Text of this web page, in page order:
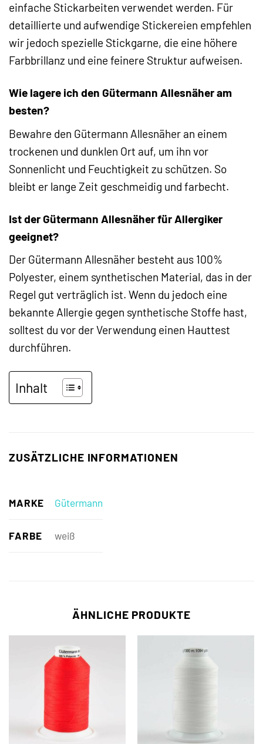
einfache Stickarbeiten verwendet werden. Für
detaillierte und aufwendige Stickereien empfehlen
wir jedoch spezielle Stickgarne, die eine höhere
Farbbrillanz und eine feinere Struktur aufweisen.
Wie lagere ich den Gütermann Allesnäher am
besten?
Bewahre den Gütermann Allesnäher an einem
trockenen und dunklen Ort auf, um ihn vor
Sonnenlicht und Feuchtigkeit zu schützen. So
bleibt er lange Zeit geschmeidig und farbecht.
Ist der Gütermann Allesnäher für Allergiker
geeignet?
Der Gütermann Allesnäher besteht aus 100%
Polyester, einem synthetischen Material, das in der
Regel gut verträglich ist. Wenn du jedoch eine
bekannte Allergie gegen synthetische Stoffe hast,
solltest du vor der Verwendung einen Hauttest
durchführen.
Inhalt
ZUSÄTZLICHE INFORMATIONEN
MARKE Gütermann
FARBE weiß
ÄHNLICHE PRODUKTE